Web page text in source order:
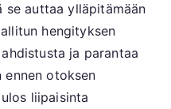
se auttaa ylläpitämään
hengityksen
ja parantaa
ennen otoksen
liipaisinta